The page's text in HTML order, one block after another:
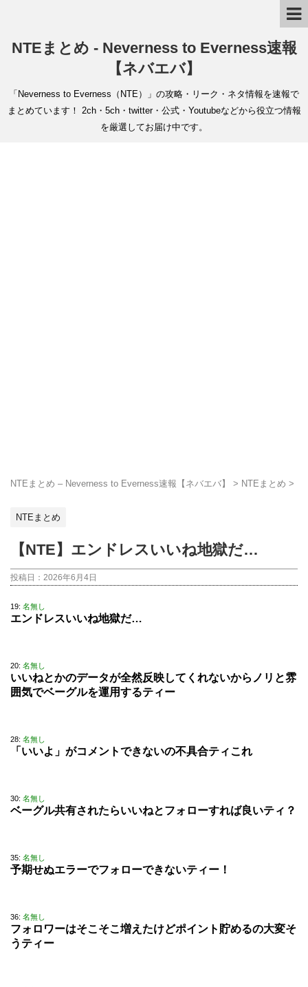
NTEまとめ - Neverness to Everness速報
【ネバエバ】
「Neverness to Everness（NTE）」の攻略・リーク・ネタ情報を速報で
まとめています！ 2ch・5ch・twitter・公式・Youtubeなどから役立つ情報
を厳選してお届け中です。
NTEまとめ – Neverness to Everness速報【ネバエバ】 > NTEまとめ >
NTEまとめ
【NTE】エンドレスいいね地獄だ…
投稿日： 2026年6月4日
19: 名無し
エンドレスいいね地獄だ…
20: 名無し
いいねとかのデータが全然反映してくれないからノリと雰
囲気でベーグルを運用するティー
28: 名無し
「いいよ」がコメントできないの不具合ティこれ
30: 名無し
ベーグル共有されたらいいねとフォローすれば良いティ？
35: 名無し
予期せぬエラーでフォローできないティー！
36: 名無し
フォロワーはそこそこ増えたけどポイント貯めるの大変そ
うティー